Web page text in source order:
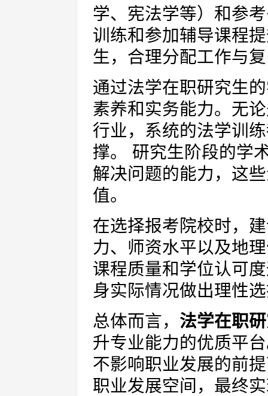
学、宪法学等）和参
训练和参加辅导课程
生，合理分配工作与
通过法学在职研究生
素养和实务能力。无
行业，系统的法学训
撑。 研究生阶段的学
解决问题的能力，这
值。
在选择报考院校时，
力、师资水平以及地
课程质量和学位认可
身实际情况做出理性
总体而言， 法学在职
升专业能力的优质平
不影响职业发展的前
职业发展空间，最终